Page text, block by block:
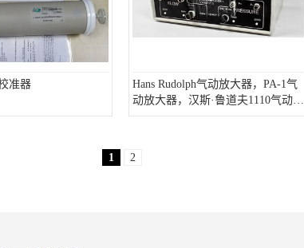
准器
Hans Rudolph气动放大器，PA-1气
动放大器，汉斯·鲁道夫1110气动放
大器
1 2